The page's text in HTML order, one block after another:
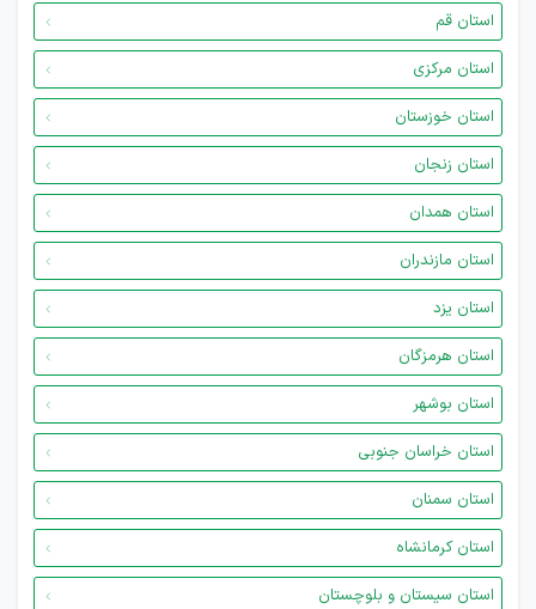
استان قم
استان مرکزی
استان خوزستان
استان زنجان
استان همدان
استان مازندران
استان یزد
استان هرمزگان
استان بوشهر
استان خراسان جنوبی
استان سمنان
استان کرمانشاه
استان سیستان و بلوچستان